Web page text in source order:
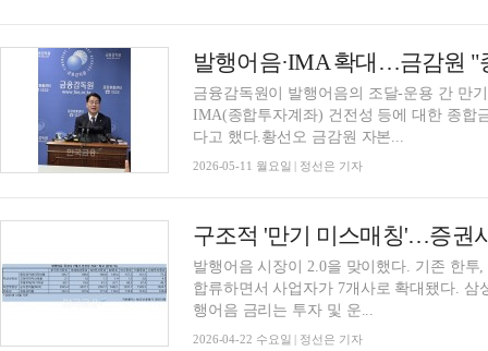
금융감독원이 발행어음의 조달-운용 간 만
IMA(종합투자계좌) 건전성 등에 대한 종합
다고 했다.황선오 금감원 자본...
2026-05-11 월요일 | 정선은 기자
발행어음 시장이 2.0을 맞이했다. 기존 한
합류하면서 사업자가 7개사로 확대됐다.
행어음 금리는 투자 및 운...
2026-04-22 수요일 | 정선은 기자